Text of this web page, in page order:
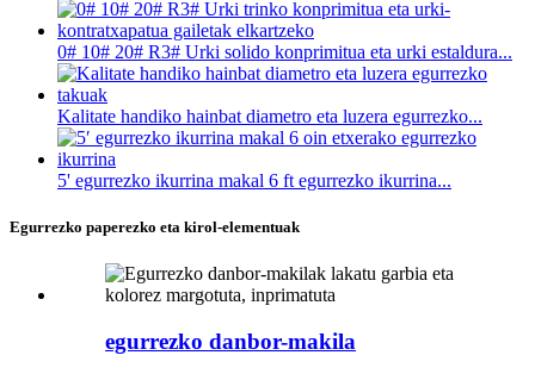
0# 10# 20# R3# Urki solido konprimitua eta urki estaldura...
Kalitate handiko hainbat diametro eta luzera egurrezko...
5' egurrezko ikurrina makal 6 ft egurrezko ikurrina...
Egurrezko paperezko eta kirol-elementuak
egurrezko danbor-makila